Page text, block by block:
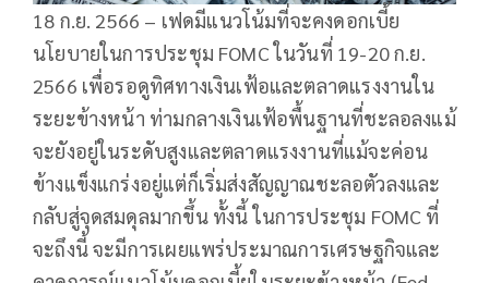
18 ก.ย. 2566 – เฟดมีแนวโน้มที่จะคงดอกเบี้ย
นโยบายในการประชุม FOMC ในวันที่ 19-20 ก.ย.
2566 เพื่อรอดูทิศทางเงินเฟ้อและตลาดแรงงานใน
ระยะข้างหน้า ท่ามกลางเงินเฟ้อพื้นฐานที่ชะลอลงแม้
จะยังอยู่ในระดับสูงและตลาดแรงงานที่แม้จะค่อน
ข้างแข็งแกร่งอยู่แต่ก็เริ่มส่งสัญญาณชะลอตัวลงและ
กลับสู่จุดสมดุลมากขึ้น ทั้งนี้ ในการประชุม FOMC ที่
จะถึงนี้ จะมีการเผยแพร่ประมาณการเศรษฐกิจและ